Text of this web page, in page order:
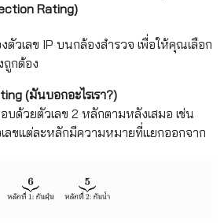
Rating)
ตัวเลข IP บนกล้องสำรวจ เพื่อให้คุณเลือก
ถูกต้อง
(มันบอกอะไรเรา?)
บด้วยตัวเลข 2 หลักตามหลังเสมอ เช่น
เลขแต่ละหลักมีความหมายที่แยกออกจาก